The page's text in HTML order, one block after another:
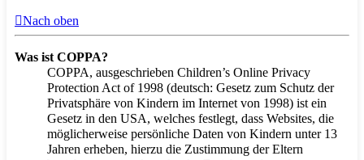
Nach oben
Was ist COPPA?
COPPA, ausgeschrieben Children’s Online Privacy
Protection Act of 1998 (deutsch: Gesetz zum Schutz der
Privatsphäre von Kindern im Internet von 1998) ist ein
Gesetz in den USA, welches festlegt, dass Websites, die
möglicherweise persönliche Daten von Kindern unter 13
Jahren erheben, hierzu die Zustimmung der Eltern